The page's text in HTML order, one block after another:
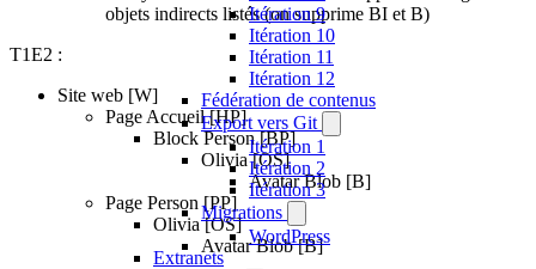
Itération 9
Itération 10
Itération 11
Itération 12
Fédération de contenus
Export vers Git
Itération 1
Itération 2
Itération 3
Migrations
WordPress
Extranets
objets indirects listés (on supprime BI et B)
T1E2 :
Site web [W]
Page Accueil [HP]
Block Person [BP]
Olivia [OS]
Avatar Blob [B]
Page Person [PP]
Olivia [OS]
Avatar Blob [B]